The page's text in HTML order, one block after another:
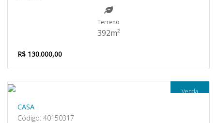
Terreno
392m²
R$ 130.000,00
Venda
CASA
Código: 40150317